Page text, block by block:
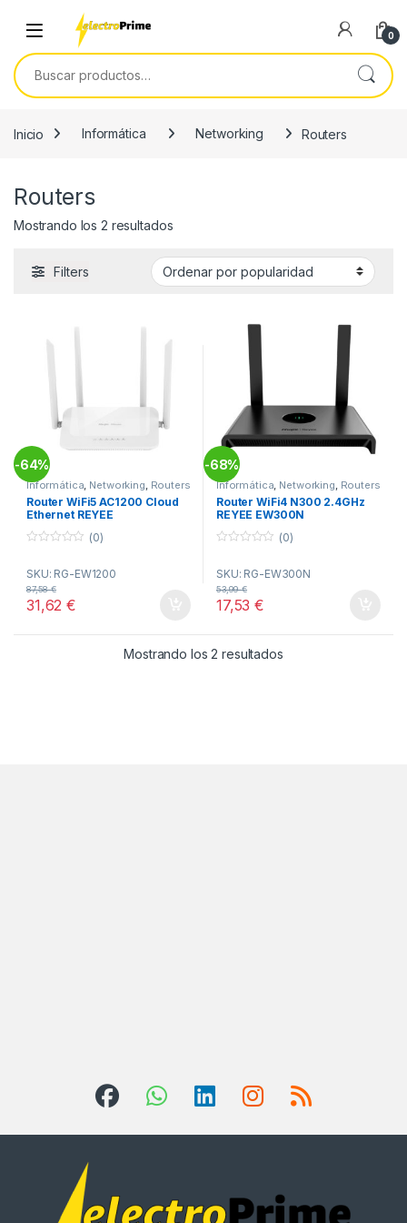
Skip to navigation
Skip to content
0
Buscar por:
Inicio Informática Networking Routers
Routers
Mostrando los 2 resultadosOrdenado por popularidad
Filters
-64%
Informática, Networking, Routers
Router WiFi5 AC1200 Cloud
Ethernet REYEE
u
t
o
f
(0)
SKU: RG-EW1200
31,62€
87,58€
-68%
Informática, Networking, Routers
Router WiFi4 N300 2.4GHz
REYEE EW300N
u
t
o
f
(0)
SKU: RG-EW300N
17,53€
53,99€
Mostrando los 2 resultadosOrdenado por